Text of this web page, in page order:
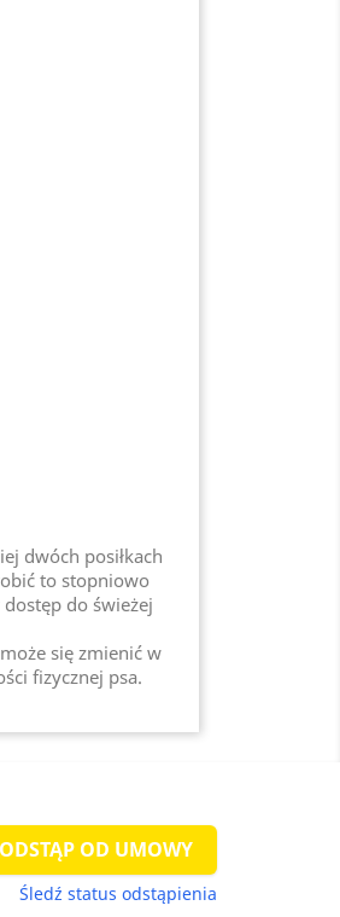
dwóch posiłkach
to stopniowo
dostęp do świeżej
się zmienić w
fizycznej psa.
ODSTĄP OD UMOWY
Śledź status odstąpienia